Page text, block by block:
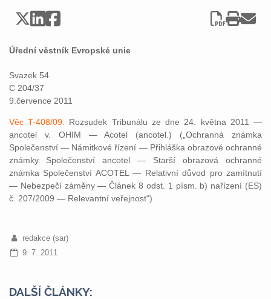
Úřední věstník Evropské unie
Svazek 54
C 204/37
9.července 2011
Věc T-408/09: Rozsudek Tribunálu ze dne 24. května 2011 —
ancotel v. OHIM — Acotel (ancotel.) („Ochranná známka
Společenství — Námitkové řízení — Přihláška obrazové ochranné
známky Společenství ancotel — Starší obrazová ochranné
známka Společenství ACOTEL — Relativní důvod pro zamítnutí
— Nebezpečí záměny — Článek 8 odst. 1 písm. b) nařízení (ES)
č. 207/2009 — Relevantní veřejnost“)
redakce (sar)
9. 7. 2011
DALŠÍ ČLÁNKY: